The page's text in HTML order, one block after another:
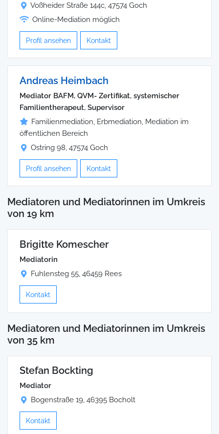
Voßheider Straße 144c, 47574 Goch
Online-Mediation möglich
Profil ansehen Kontakt
Andreas Heimbach
Mediator BAFM, QVM- Zertifikat, systemischer
Familientherapeut, Supervisor
Familienmediation, Erbmediation, Mediation im
öffentlichen Bereich
Ostring 98, 47574 Goch
Profil ansehen Kontakt
Mediatoren und Mediatorinnen im Umkreis
von 19 km
Brigitte Komescher
Mediatorin
Fuhlensteg 55, 46459 Rees
Kontakt
Mediatoren und Mediatorinnen im Umkreis
von 35 km
Stefan Bockting
Mediator
Bogenstraße 19, 46395 Bocholt
Kontakt